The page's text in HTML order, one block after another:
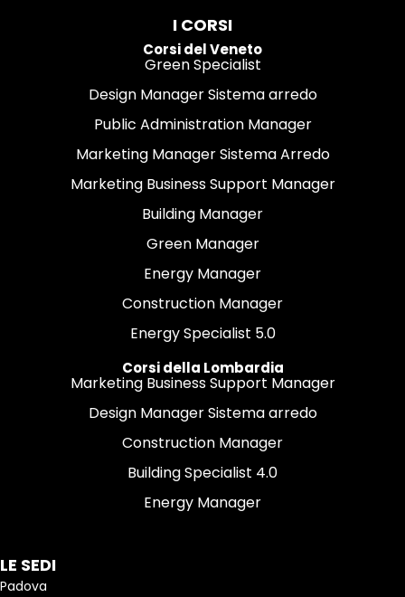
I CORSI
Corsi del Veneto
Green Specialist
Design Manager Sistema arredo
Public Administration Manager
Marketing Manager Sistema Arredo
Marketing Business Support Manager
Building Manager
Green Manager
Energy Manager
Construction Manager
Energy Specialist 5.0
Corsi della Lombardia
Marketing Business Support Manager
Design Manager Sistema arredo
Construction Manager
Building Specialist 4.0
Energy Manager
LE SEDI
Padova